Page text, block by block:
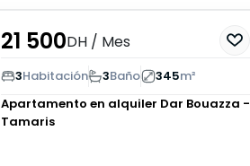
21 500DH/ Mes
3Habitación 3Baño 345m²
Apartamento en alquiler Dar Bouazza -
Tamaris